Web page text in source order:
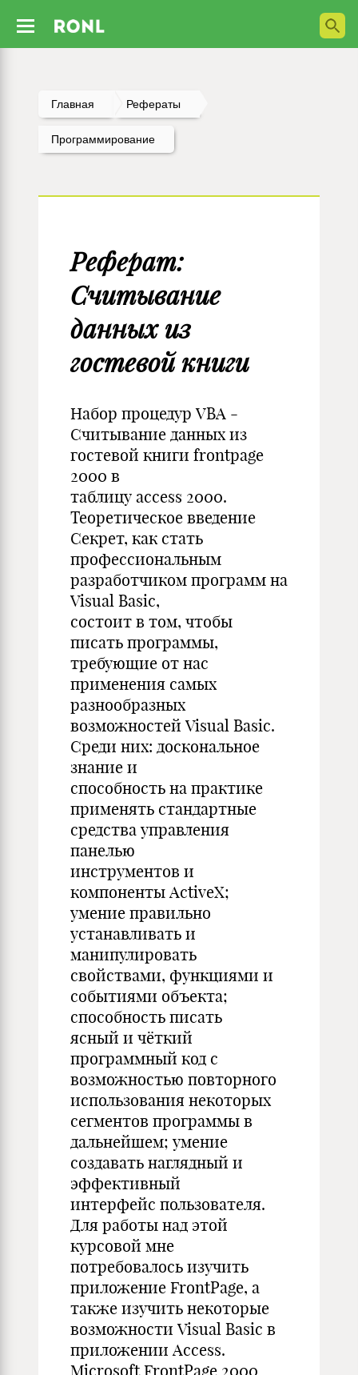
Главная Рефераты
Программирование
Реферат:
Считывание
данных из
гостевой книги
Набор процедур VBA -
Считывание данных из
гостевой книги frontpage
2000 в
таблицу access 2000.
Теоретическое введение
Секрет, как стать
профессиональным
разработчиком программ на
Visual Basic,
состоит в том, чтобы
писать программы,
требующие от нас
применения самых
разнообразных
возможностей Visual Basic.
Среди них: доскональное
знание и
способность на практике
применять стандартные
средства управления
панелью
инструментов и
компоненты ActiveX;
умение правильно
устанавливать и
манипулировать
свойствами, функциями и
событиями объекта;
способность писать
ясный и чёткий
программный код с
возможностью повторного
использования некоторых
сегментов программы в
дальнейшем; умение
создавать наглядный и
эффективный
интерфейс пользователя.
Для работы над этой
курсовой мне
потребовалось изучить
приложение FrontPage, а
также изучить некоторые
возможности Visual Basic в
приложении Access.
Microsoft FrontPage 2000